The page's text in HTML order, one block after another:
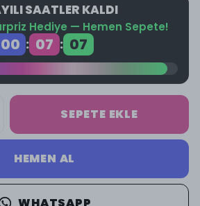
SAATLER KALDI
Hediye — Hemen Sepete!
00 : 07 : 06
SEPETE EKLE
HEMEN AL
WHATSAPP